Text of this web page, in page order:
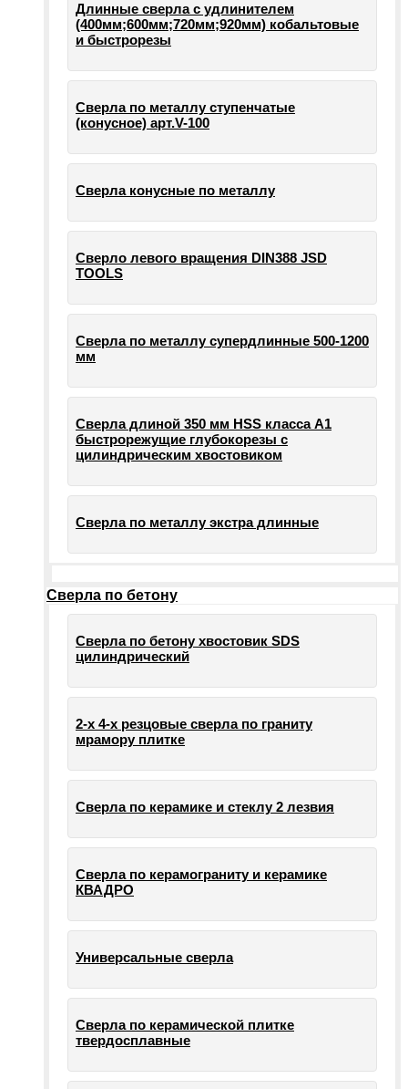
Длинные сверла с удлинителем
(400мм;600мм;720мм;920мм) кобальтовые
и быстрорезы
Сверла по металлу ступенчатые
(конусное) арт.V-100
Сверла конусные по металлу
Сверло левого вращения DIN388 JSD
TOOLS
Сверла по металлу супердлинные 500-1200
мм
Сверла длиной 350 мм HSS класса А1
быстрорежущие глубокорезы с
цилиндрическим хвостовиком
Сверла по металлу экстра длинные
Сверла по бетону
Сверла по бетону хвостовик SDS
цилиндрический
2-х 4-х резцовые сверла по граниту
мрамору плитке
Сверла по керамике и стеклу 2 лезвия
Сверла по керамограниту и керамике
КВАДРО
Универсальные сверла
Сверла по керамической плитке
твердосплавные